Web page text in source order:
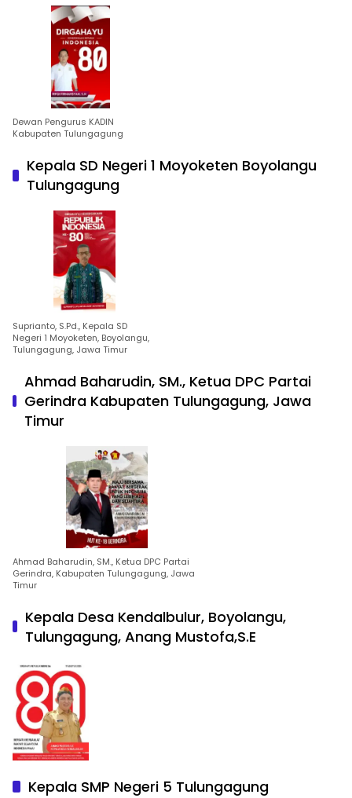
Dewan Pengurus KADIN
Kabupaten Tulungagung
Kepala SD Negeri 1 Moyoketen Boyolangu
Tulungagung
Suprianto, S.Pd., Kepala SD
Negeri 1 Moyoketen, Boyolangu,
Tulungagung, Jawa Timur
Ahmad Baharudin, SM., Ketua DPC Partai
Gerindra Kabupaten Tulungagung, Jawa
Timur
Ahmad Baharudin, SM., Ketua DPC Partai
Gerindra, Kabupaten Tulungagung, Jawa
Timur
Kepala Desa Kendalbulur, Boyolangu,
Tulungagung, Anang Mustofa,S.E
Kepala SMP Negeri 5 Tulungagung